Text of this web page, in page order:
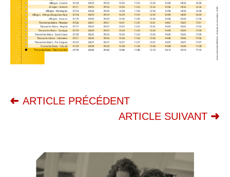
ARTICLE PRÉCÉDENT
ARTICLE SUIVANT